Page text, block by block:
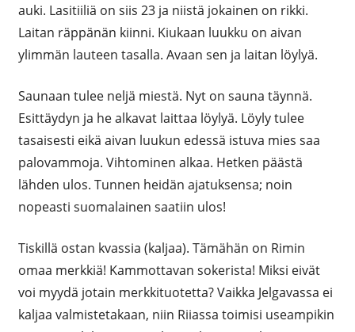
auki. Lasitiiliä on siis 23 ja niistä jokainen on rikki.
Laitan räppänän kiinni. Kiukaan luukku on aivan
ylimmän lauteen tasalla. Avaan sen ja laitan löylyä.
Saunaan tulee neljä miestä. Nyt on sauna täynnä.
Esittäydyn ja he alkavat laittaa löylyä. Löyly tulee
tasaisesti eikä aivan luukun edessä istuva mies saa
palovammoja. Vihtominen alkaa. Hetken päästä
lähden ulos. Tunnen heidän ajatuksensa; noin
nopeasti suomalainen saatiin ulos!
Tiskillä ostan kvassia (kaljaa). Tämähän on Rimin
omaa merkkiä! Kammottavan sokerista! Miksi eivät
voi myydä jotain merkkituotetta? Vaikka Jelgavassa ei
kaljaa valmistetakaan, niin Riiassa toimisi useampikin